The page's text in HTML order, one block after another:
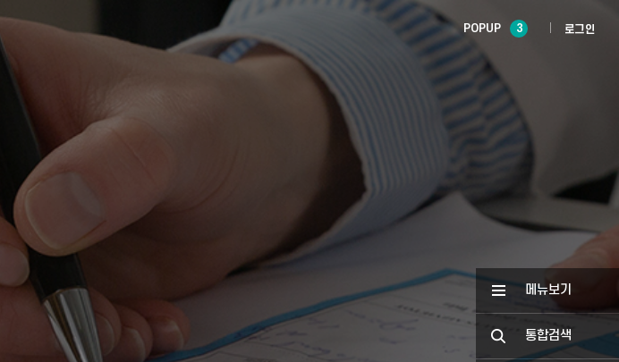
POPUP 3 로그인
메뉴보기
통합검색